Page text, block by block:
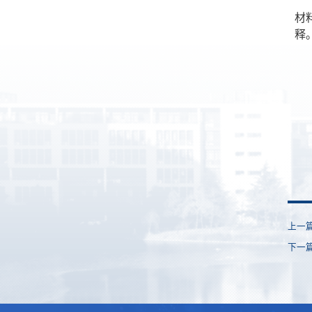
材
释。
上一
下一